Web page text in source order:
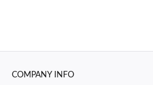
COMPANY INFO